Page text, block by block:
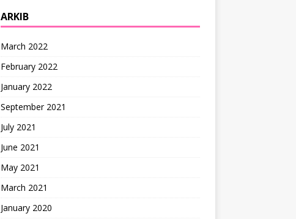
ARKIB
March 2022
February 2022
January 2022
September 2021
July 2021
June 2021
May 2021
March 2021
January 2020